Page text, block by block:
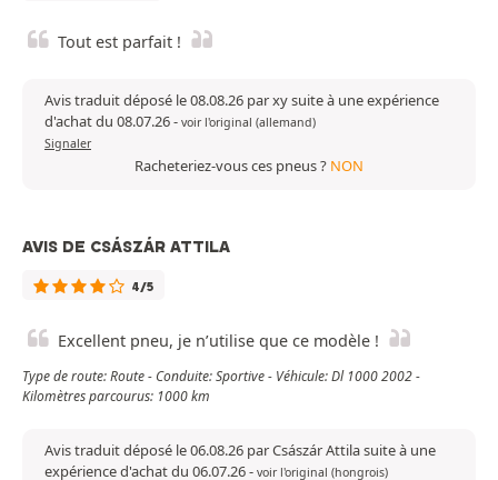
Tout est parfait !
Avis traduit déposé le 08.08.26 par xy suite à une expérience
d'achat du 08.07.26- voir l'original (allemand)
Signaler
Racheteriez-vous ces pneus ? NON
AVIS DE CSÁSZÁR ATTILA
4/5
Excellent pneu, je n’utilise que ce modèle !
Type de route: Route - Conduite: Sportive - Véhicule: Dl 1000 2002 -
Kilomètres parcourus: 1000 km
Avis traduit déposé le 06.08.26 par Császár Attila suite à une
expérience d'achat du 06.07.26- voir l'original (hongrois)